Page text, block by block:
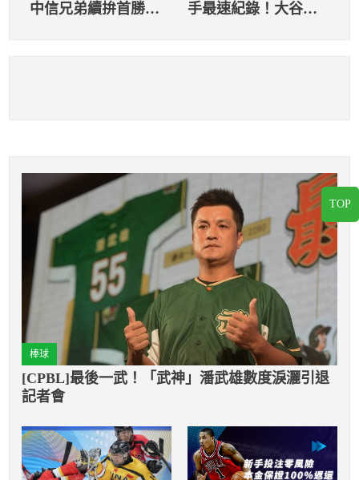
中信兄弟續拚首勝
手最速紀錄！大谷翔
棒球
[CPBL]最後一武！「武神」潘武雄數度淚灑引退
記者會
TOP